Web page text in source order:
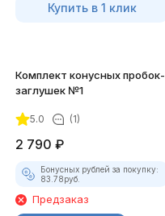
Купить в 1 клик
Комплект конусных пробок-
заглушек №1
5.0 (1)
2 790 ₽
Бонусных рублей за покупку:
83.78руб.
Предзаказ